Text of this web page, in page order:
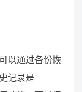
以通过备份恢
记录是